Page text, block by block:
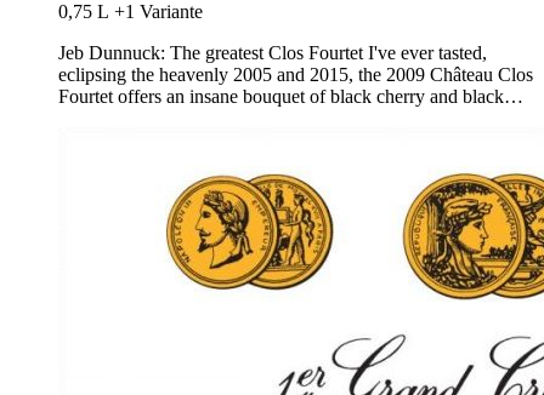
0,75 L +1 Variante
Jeb Dunnuck: The greatest Clos Fourtet I've ever tasted,
eclipsing the heavenly 2005 and 2015, the 2009 Château Clos
Fourtet offers an insane bouquet of black cherry and black…